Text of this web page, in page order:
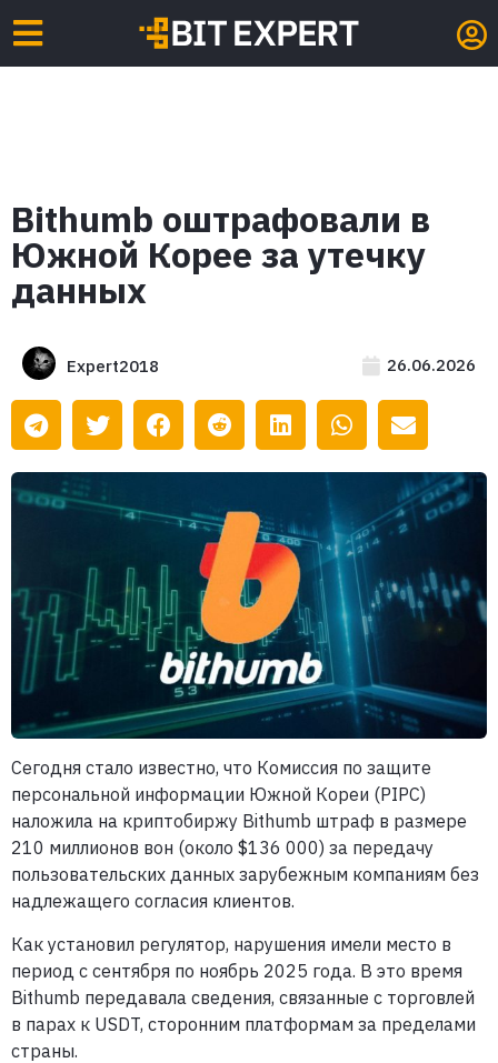
Bithumb оштрафовали в
Южной Корее за утечку
данных
Expert2018 26.06.2026
Сегодня стало известно, что Комиссия по защите
персональной информации Южной Кореи (PIPC)
наложила на криптобиржу Bithumb штраф в размере
210 миллионов вон (около $136 000) за передачу
пользовательских данных зарубежным компаниям без
надлежащего согласия клиентов.
Как установил регулятор, нарушения имели место в
период с сентября по ноябрь 2025 года. В это время
Bithumb передавала сведения, связанные с торговлей
в парах к USDT, сторонним платформам за пределами
страны.